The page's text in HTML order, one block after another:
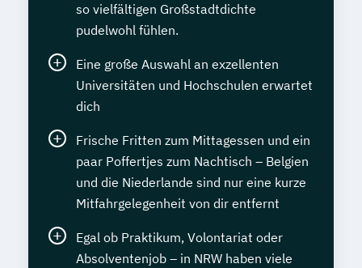
so vielfältigen Großstadtdichte
pudelwohl fühlen.
Eine große Auswahl an exzellenten
Universitäten und Hochschulen erwartet
dich
Frische Fritten zum Mittagessen und ein
paar Poffertjes zum Nachtisch – Belgien
und die Niederlande sind nur eine kurze
Mitfahrgelegenheit von dir entfernt
Egal ob Praktikum, Volontariat oder
Absolventenjob – in NRW haben viele